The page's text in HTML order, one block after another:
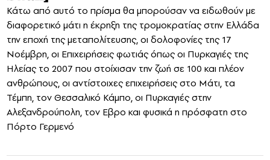
Κάτω από αυτό το πρίσμα θα μπορούσαν να ειδωθούν με
διαφορετικό μάτι η έκρηξη της τρομοκρατίας στην Ελλάδα
την εποχή της μεταπολίτευσης, οι δολοφονίες της 17
Νοέμβρη, οι Επιχειρήσεις φωτιάς όπως οι Πυρκαγιές της
Ηλείας το 2007 που στοίχισαν την ζωή σε 100 και πλέον
ανθρώπους, οι αντίστοιχες επιχειρήσεις στο Μάτι, τα
Τέμπη, τον Θεσσαλικό Κάμπο, οι Πυρκαγιές στην
Αλεξανδρούπολη, τον Εβρο και φυσικά η πρόσφατη στο
Πόρτο Γερμενό